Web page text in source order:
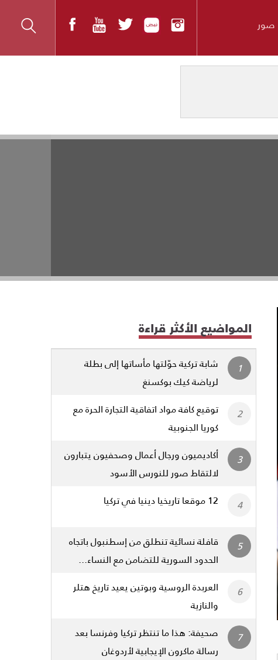
صور
المواضيع الأكثر قراءة
شابة تركية حوّلتها مأساتها إلى بطلة
لرياضة كيك بوكسنغ
توقيع كافة مواد اتفاقية التجارة الحرة مع
كوريا الجنوبية
أكاديميون ورجال أعمال وصحفيون يتبارون
لالتقاط صور للنورس الأسود
12 موقعا تاريخيا دينيا في تركيا
قافلة نسائية تنطلق من إسطنبول باتجاه
الحدود السورية للتضامن مع النساء...
العربدة الروسية وبوتين يعيد تاريخ هتلر
والنازية
صحيفة: هذا ما تنتظر تركيا وفرنسا بعد
رسالة ماكرون الإيجابية لأردوغان